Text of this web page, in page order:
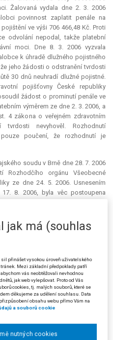
Žalovaná vydala dne 2. 3. 2006
povinnost zaplatit penále na
ve výši 706 466,48 Kč. Proti
odvolání nepodal, takže platební
moci. Dne 8. 3. 2006 vyzvala
k úhradě dlužného pojistného
jeho žádosti o odstranění tvrdosti
30 dnů neuhradí dlužné pojistné.
pojišťovny České republiky
žádost o prominutí penále ve
výměrem ze dne 2. 3. 2006, a
4 zákona o veřejném zdravotním
nevyhověl. Rozhodnutí
poučení, že rozhodnutí je
soudu v Brně dne 28. 7. 2006
Rozhodčího orgánu Všeobecné
ze dne 24. 5. 2006. Usnesením
8. 2006, byla věc postoupena
penále je výsledkem
provozoval s dalšími osobami
se tedy výlučně o jeho závazky.
vymáhán pouze po žalobci. Jediný
a pokud bude muset dluh uhradit,
na hranici životního minima. Tvrdost
o závazek, za který odpovídají
a nerozdílně.
doručeným zdejšímu soudu dne
tvrdosti nelze rozhodnout, jestliže
pojištění splatné do dne vydání
jak má (souhlas
přinášet vysokou úroveň uživatelského
Mezi základní předpoklady patří
vás neobtěžovali nevhodnou
jak web vylepšovat. Proto od Vás
cookies, tj. malých souborů, které se
děkujeme za udělení souhlasu. Data
obsahu webu přímo Vám na
a souborů cookie
nutných cookies